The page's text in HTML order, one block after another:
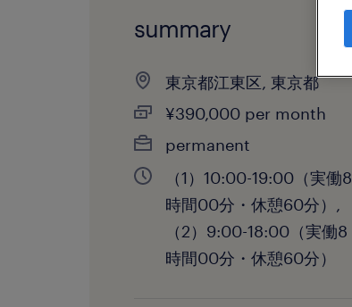
summary
東京都江東区, 東京都
¥390,000 per month
permanent
（1）10:00-19:00（実働8
時間00分・休憩60分）,
（2）9:00-18:00（実働8
時間00分・休憩60分）